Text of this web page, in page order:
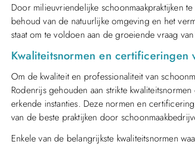
Door milieuvriendelijke schoonmaakpraktijken
behoud van de natuurlijke omgeving en het
staat om te voldoen aan de groeiende vraag
Kwaliteitsnormen en
Om de kwaliteit en professionaliteit van
Rodenrijs gehouden aan strikte
erkende instanties. Deze normen en
van de beste praktijken door
Enkele van de belangrijkste kwaliteitsnormen